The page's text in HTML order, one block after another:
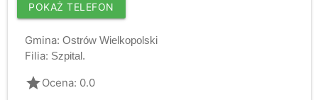
POKAŻ TELEFON
Gmina: Ostrów Wielkopolski
Filia: Szpital.
gradeOcena: 0.0